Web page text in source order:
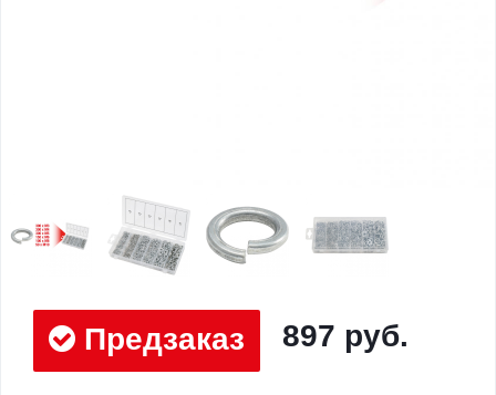
Предзаказ 897 руб.